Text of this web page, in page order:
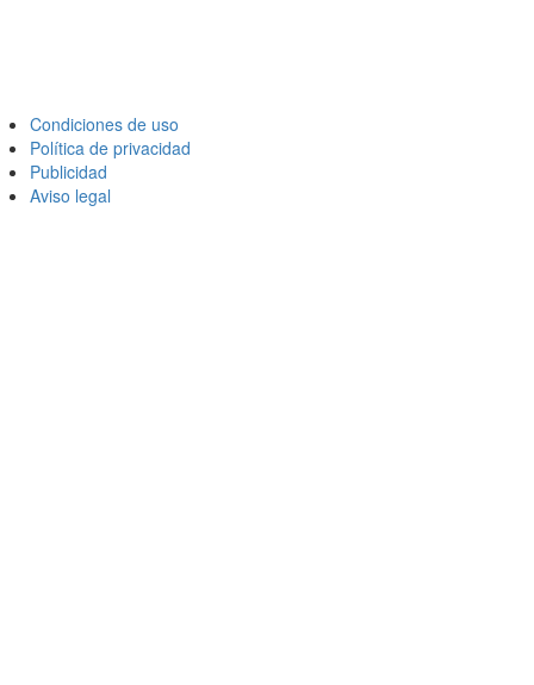
Condiciones de uso
Política de privacidad
Publicidad
Aviso legal